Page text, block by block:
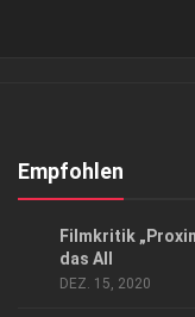
Kontakt, Impressum
Empfohlen
Filmkritik
das All
DEZ. 15, 2020